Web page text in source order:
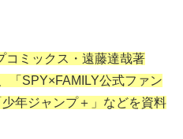
ミックス・遠藤達哉著
「SPY×FAMILY公式ファン
年ジャンプ＋」などを資料